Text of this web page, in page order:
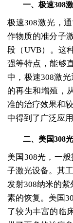
一、极速308
极速308激光，
作物质的准分子
段（UVB）。这
强等特点，能够
中，极速308激
的再生和增殖，
准的治疗效果和
中得到了广泛应用
二、美国308
美国308光，一
子激光设备。其
发射308纳米的
素的恢复。美国
了较为丰富的临